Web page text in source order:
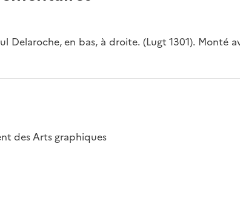
Delaroche, en bas, à droite. (Lugt 1301). Monté
des Arts graphiques